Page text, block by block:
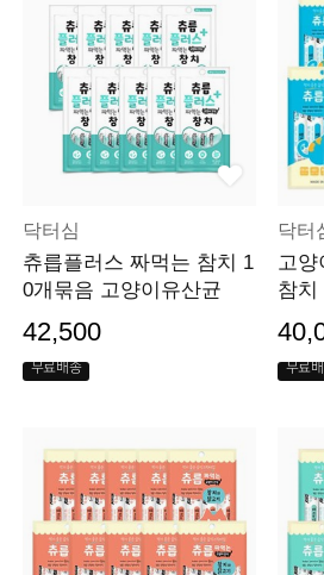
닥터심
츄릅플러스 짜먹는 참치 1
0개묶음 고양이유산균
42,500
무료배송
닥터
고
참치
무료